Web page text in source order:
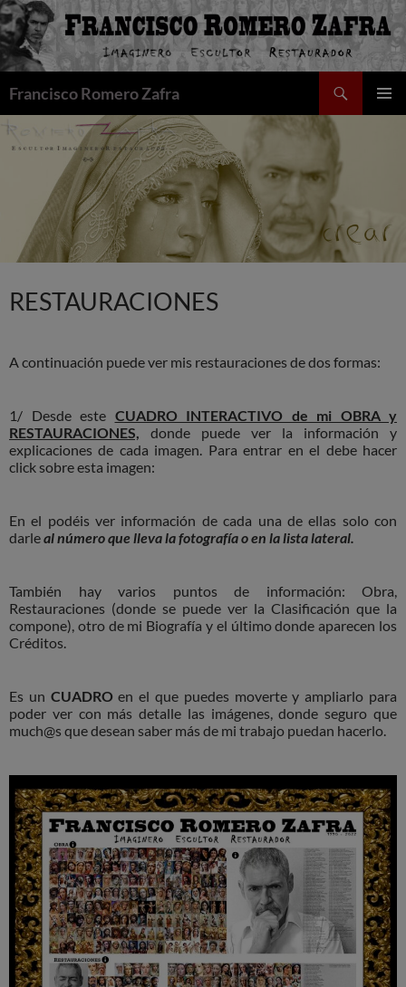
Saltar
al
contenido
Francisco Romero Zafra
RESTAURACIONES
A continuación puede ver mis restauraciones de dos formas:
1/ Desde este CUADRO INTERACTIVO de mi OBRA y
RESTAURACIONES, donde puede ver la información y
explicaciones de cada imagen. Para entrar en el debe hacer
click sobre esta imagen:
En el podéis ver información de cada una de ellas solo con
darleal número que lleva la fotografía o en la lista lateral.
También hay varios puntos de información: Obra,
Restauraciones (donde se puede ver la Clasificación que la
compone), otro de mi Biografía y el último donde aparecen los
Créditos.
Es un CUADROen el que puedes moverte y ampliarlo para
poder ver con más detalle las imágenes, donde seguro que
much@s que desean saber más de mi trabajo puedan hacerlo.